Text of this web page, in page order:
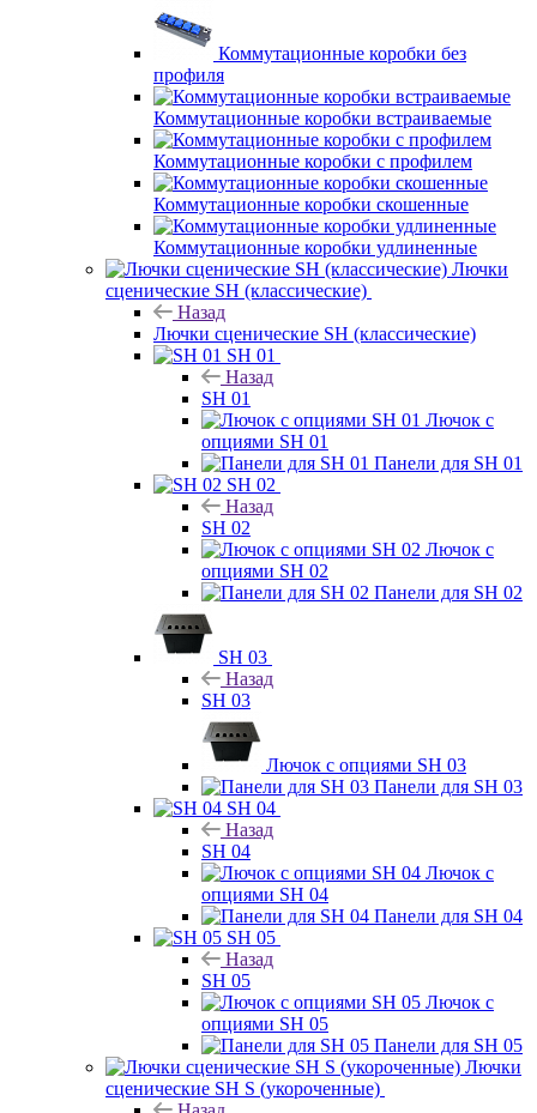
Коммутационные коробки без
профиля
Коммутационные коробки встраиваемые
Коммутационные коробки с профилем
Коммутационные коробки скошенные
Коммутационные коробки удлиненные
Лючки
сценические SH (классические)
Назад
Лючки сценические SH (классические)
SH 01
Назад
SH 01
Лючок с
опциями SH 01
Панели для SH 01
SH 02
Назад
SH 02
Лючок с
опциями SH 02
Панели для SH 02
SH 03
Назад
SH 03
Лючок с опциями SH 03
Панели для SH 03
SH 04
Назад
SH 04
Лючок с
опциями SH 04
Панели для SH 04
SH 05
Назад
SH 05
Лючок с
опциями SH 05
Панели для SH 05
Лючки
сценические SH S (укороченные)